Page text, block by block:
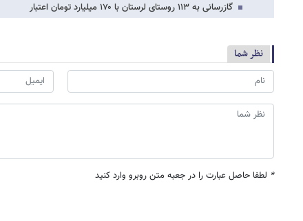
گازرسانی به ۱۱۳ روستای لرستان با ۱۷۰ میلیارد تومان اعتبار
نظر شما
* لطفا حاصل عبارت را در جعبه متن روبرو وارد کنید